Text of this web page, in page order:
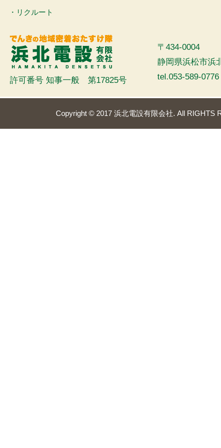
許可番号 知事一般 第17825号
〒434-0004
静岡県浜松市浜
tel.053-589-0776
・ リクルート
Copyright © 2017 浜北電設有限会社. All RIGHTS